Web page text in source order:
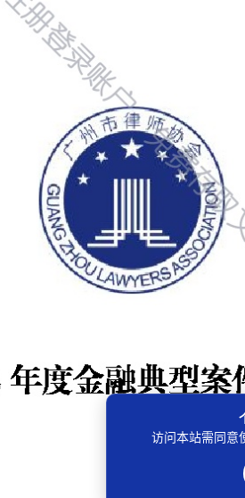
访问本站需同意